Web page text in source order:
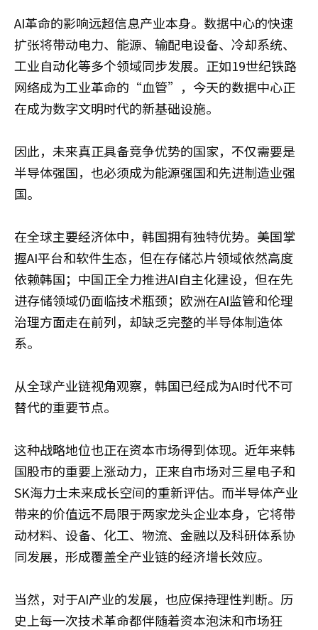
AI革命的影响远超信息产业本身。数据中心的快速
扩张将带动电力、能源、输配电设备、冷却系统、
工业自动化等多个领域同步发展。正如19世纪铁路
网络成为工业革命的“血管”，今天的数据中心正
在成为数字文明时代的新基础设施。
因此，未来真正具备竞争优势的国家，不仅需要是
半导体强国，也必须成为能源强国和先进制造业强
国。
在全球主要经济体中，韩国拥有独特优势。美国掌
握AI平台和软件生态，但在存储芯片领域依然高度
依赖韩国；中国正全力推进AI自主化建设，但在先
进存储领域仍面临技术瓶颈；欧洲在AI监管和伦理
治理方面走在前列，却缺乏完整的半导体制造体
系。
从全球产业链视角观察，韩国已经成为AI时代不可
替代的重要节点。
这种战略地位也正在资本市场得到体现。近年来韩
国股市的重要上涨动力，正来自市场对三星电子和
SK海力士未来成长空间的重新评估。而半导体产业
带来的价值远不局限于两家龙头企业本身，它将带
动材料、设备、化工、物流、金融以及科研体系协
同发展，形成覆盖全产业链的经济增长效应。
当然，对于AI产业的发展，也应保持理性判断。历
史上每一次技术革命都伴随着资本泡沫和市场狂